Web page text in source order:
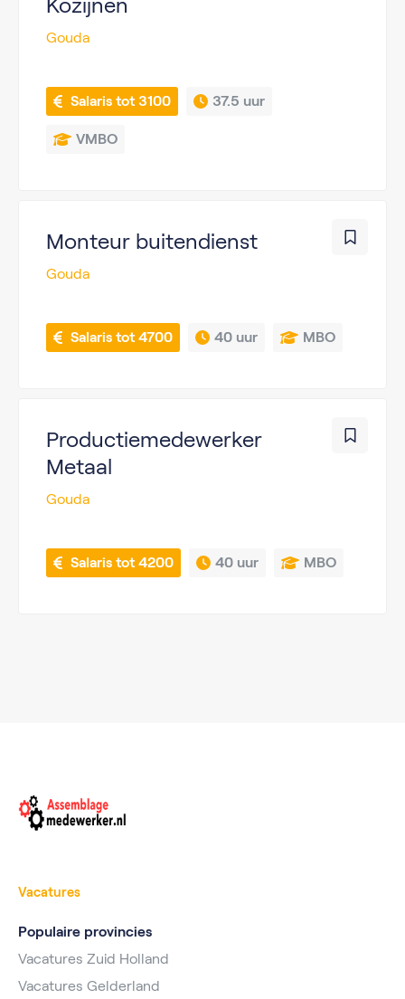
Kozijnen
Gouda
Salaris tot 3100 37.5 uur
VMBO
Monteur buitendienst
Gouda
Salaris tot 4700 40 uur MBO
Productiemedewerker
Metaal
Gouda
Salaris tot 4200 40 uur MBO
Vacatures
Populaire provincies
Vacatures Zuid Holland
Vacatures Gelderland